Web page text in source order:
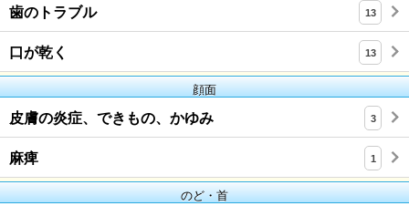
歯のトラブル 13
口が乾く 13
顔面
皮膚の炎症、できもの、かゆみ 3
麻痺 1
のど・首